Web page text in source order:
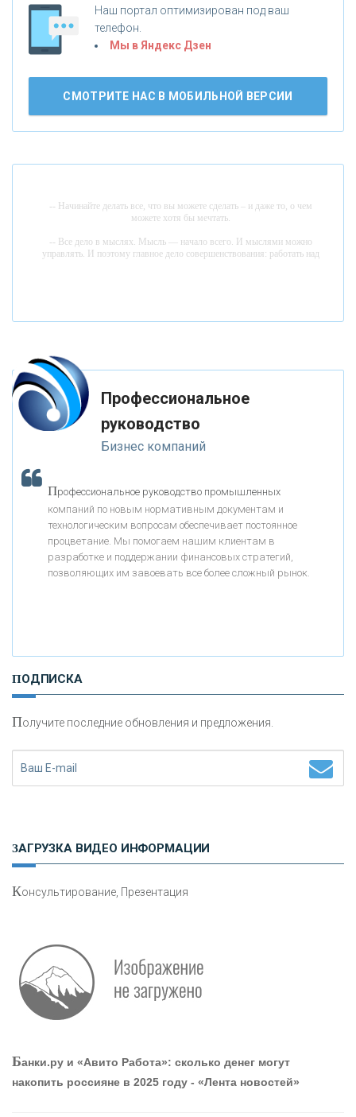
«НОВИКОМБАНК»
«ВНЕШПРОМБАНК»
«БАНК ЮГРА»
«БАНК ГЛОБЭКС»
«СОВКОМБАНК»
«МОСКОВСКИЙ КРЕДИТНЫЙ БАНК»
«АБСОЛЮТ БАНК»
«БАНК ВОЗРОЖДЕНИЕ»
АО «КРЕДИТ ЕВРОПА БАНК»
«НАЦИОНАЛЬНЫЙ КЛИРИНГОВЫЙ ЦЕНТР»
«ФК ОТКРЫТИЕ»
«ПРОМРЕГИОНБАНК»
ОНАС
КОНТАКТЫ
Наш портал оптимизирован под ваш
телефон.
Мы в Яндекс Дзен
СМОТРИТЕ НАС В МОБИЛЬНОЙ ВЕРСИИ
-- Начинайте делать все, что вы можете сделать – и даже то, о чем
можете хотя бы мечтать.
-- Все дело в мыслях. Мысль — начало всего. И мыслями можно
управлять. И поэтому главное дело совершенствования: работать над
-- Самое большое богатство — это ум. Самая большая нищета —
-- Лучшее, что можно сделать с хорошим советом, это пропустить его
мимо ушей. Он никогда не бывает полезен никому, кроме того, кто его
-- Люблю давать советы и очень не люблю, когда их дают мне.
Профессиональное
руководство
Бизнес компаний
Профессиональное руководство промышленных
компаний по новым нормативным документам и
технологическим вопросам обеспечивает постоянное
процветание. Мы помогаем нашим клиентам в
разработке и поддержании финансовых стратегий,
позволяющих им завоевать все более сложный рынок.
ПОДПИСКА
Получите последние обновления и предложения.
ЗАГРУЗКА ВИДЕО ИНФОРМАЦИИ
Консультирование, Презентация
Банки.ру и «Авито Работа»: сколько денег могут
накопить россияне в 2025 году - «Лента новостей»